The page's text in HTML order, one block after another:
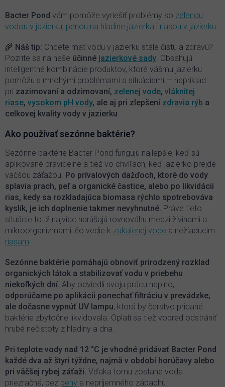
y
v
ý
p
i
s
u
Bacter Pond vám pomôže vyriešiť problémy so zelenou
vodou v jazierku, penou na hladine jazierka i riasou v jazierku.
🌾 Náš tip: Chcete mať vodu v jazierku stále čistú a zdravú?
Pozrite sa na naše účinné jazierkové sady. Obsahujú
inteligentné kombinácie produktov, ktoré vášmu jazierku
pomôžu s mnohými problémami a situáciami — napríklad
pri zazimovaní a odzimovaní, zelenej vode, vláknitej
riase, vysokom pH vody, ale aj pri zlepšení zdravia rýb a
celkovej kvality vody v jazierku.
Ako používať sezónne baktérie?
Sezónne baktérie Bacter Pond fungujú najlepšie, keď sú
aplikované pravidelne a tiež vo chvíľach, keď jazierko prejde
väčšou záťažou. Po prívalových dažďoch, ktoré do vody
splavia prach, peľ a organické častice, alebo po likvidácii
rias, kedy sa rozkladajúca biomasa rýchlo spotrebováva
kyslík, je ich doplnenie takmer nevyhnutné. Práve tieto
situácie totiž najviac narúšajú rovnováhu medzi živinami a
mikroorganizmami, čo vedie k zakalenej vode a nežiaducim
riasam.
Sezónne baktérie pomáhajú obnoviť prirodzený rozklad
organických látok a stabilizovať vodu v priebehu
niekoľkých dní. Aby odviedli svoju prácu naplno,
odporúčame po aplikácii ponechať filtráciu v prevádzke,
ale dočasne vypnúť UV lampu, ktorá by čerstvo pridané
baktérie zbytočne likvidovala. Oplatí sa tiež vopred odstrániť
hrubé nečistoty z hladiny a dna.
Pri teplote vody nad 12 °C je vhodné pridávať Bacter Pond
každé dva až štyri týždne, najmä v období horúčavy alebo
pri väčšej rybej záťaži. Vďaka tomu zostane voda
priezračná, bez peny a nepríjemného zápachu.